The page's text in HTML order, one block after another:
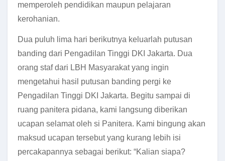
memperoleh pendidikan maupun pelajaran
kerohanian.
Dua puluh lima hari berikutnya keluarlah putusan
banding dari Pengadilan Tinggi DKI Jakarta. Dua
orang staf dari LBH Masyarakat yang ingin
mengetahui hasil putusan banding pergi ke
Pengadilan Tinggi DKI Jakarta. Begitu sampai di
ruang panitera pidana, kami langsung diberikan
ucapan selamat oleh si Panitera. Kami bingung akan
maksud ucapan tersebut yang kurang lebih isi
percakapannya sebagai berikut: “Kalian siapa?